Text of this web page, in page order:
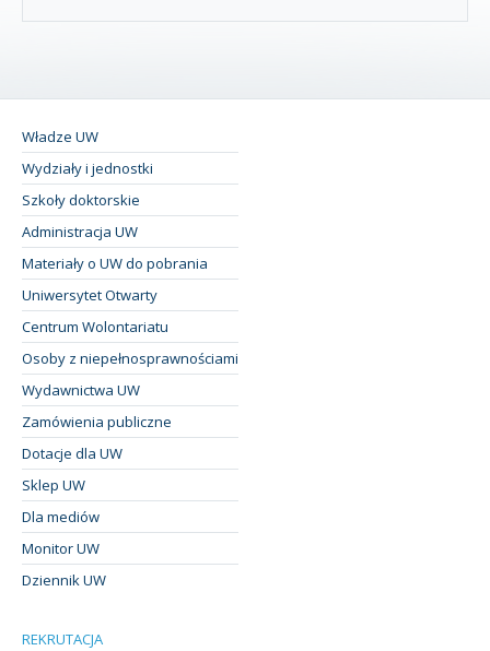
Władze UW
Wydziały i jednostki
Szkoły doktorskie
Administracja UW
Materiały o UW do pobrania
Uniwersytet Otwarty
Centrum Wolontariatu
Osoby z niepełnosprawnościami
Wydawnictwa UW
Zamówienia publiczne
Dotacje dla UW
Sklep UW
Dla mediów
Monitor UW
Dziennik UW
REKRUTACJA